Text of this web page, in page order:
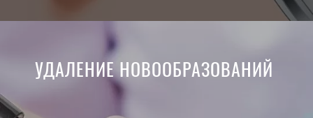
УДАЛЕНИЕ НОВООБРАЗОВАНИЙ